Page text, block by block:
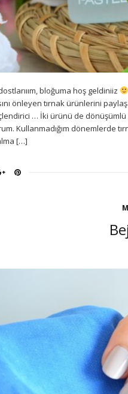
bloğuma hoş geldiniiz
önleyen tırnak ürünlerini
… İki ürünü de
Kullanmadığım dönemlerde
[…]